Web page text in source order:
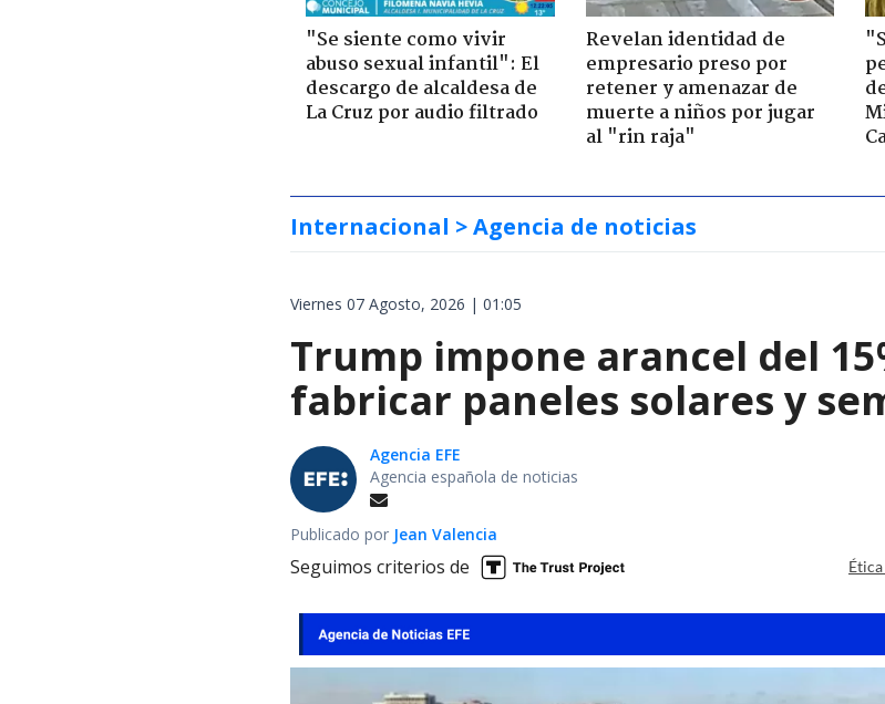
"Se siente como vivir
abuso sexual infantil": El
descargo de alcaldesa de
La Cruz por audio filtrado
Revelan identidad de
empresario preso por
retener y amenazar de
muerte a niños por jugar
al "rin raja"
Internacional > Agencia de noticias
Viernes 07 Agosto, 2026 | 01:05
Trump impone arancel del
fabricar paneles solares y
Agencia EFE
Agencia española de noticias
Publicado por Jean Valencia
Seguimos criterios de